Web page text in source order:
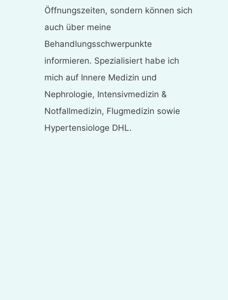
Öffnungszeiten, sondern können sich
auch über meine
Behandlungsschwerpunkte
informieren. Spezialisiert habe ich
mich auf Innere Medizin und
Nephrologie, Intensivmedizin &
Notfallmedizin, Flugmedizin sowie
Hypertensiologe DHL.